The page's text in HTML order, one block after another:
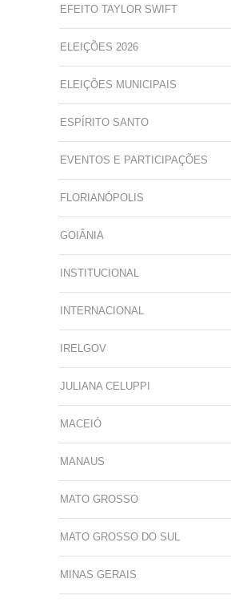
EFEITO TAYLOR SWIFT
ELEIÇÕES 2026
ELEIÇÕES MUNICIPAIS
ESPÍRITO SANTO
EVENTOS E PARTICIPAÇÕES
FLORIANÓPOLIS
GOIÂNIA
INSTITUCIONAL
INTERNACIONAL
IRELGOV
JULIANA CELUPPI
MACEIÓ
MANAUS
MATO GROSSO
MATO GROSSO DO SUL
MINAS GERAIS